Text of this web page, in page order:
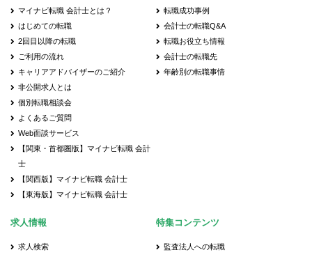
マイナビ転職 会計士とは？
はじめての転職
2回目以降の転職
ご利用の流れ
キャリアアドバイザーのご紹介
非公開求人とは
個別転職相談会
よくあるご質問
Web面談サービス
【関東・首都圏版】マイナビ転職 会計
士
【関西版】マイナビ転職 会計士
【東海版】マイナビ転職 会計士
転職成功事例
会計士の転職Q&A
転職お役立ち情報
会計士の転職先
年齢別の転職事情
求人情報
求人検索
特集コンテンツ
監査法人への転職